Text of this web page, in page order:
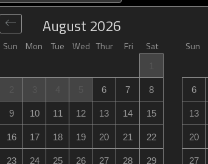
Sun Mon Tue Wed Thur Fri Sat Sun
August 2026
6 7 8
9 10 11 12 13 14 15
16 17 18 19 20 21 22
23 24 25 26 27 28 29
6
13
20
27